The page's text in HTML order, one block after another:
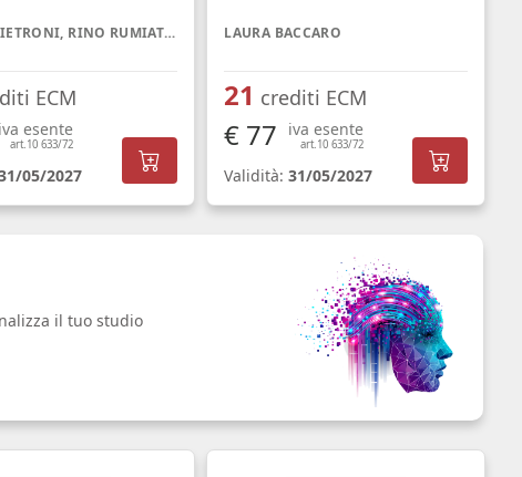
DAVIDE PIETRONI, RINO RUMIATI, RICCARDO VIALE
ECM
iva esente
art.10 633/72
05/2027
LAURA BACCARO
21 crediti ECM
€ 77 iva esente
art.10 633/72
Validità:31/05/2027
il tuo studio